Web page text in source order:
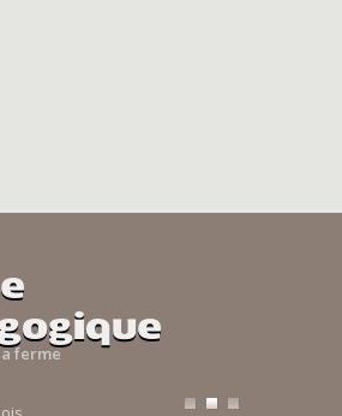
ferme